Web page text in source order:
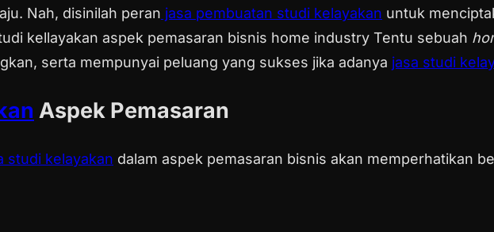
Nah, disinilah peran jasa pembuatan studi kelayakan untuk
Tentu sebuah
serta mempunyai peluang yang sukses jika adanya jasa studi
Aspek Pemasaran
studi kelayakan dalam aspek pemasaran bisnis akan memperhatikan